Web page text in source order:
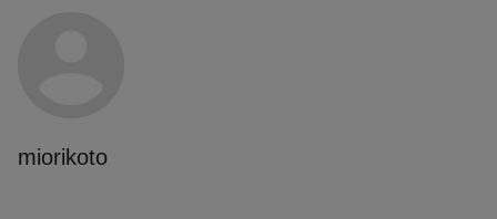
miorikoto